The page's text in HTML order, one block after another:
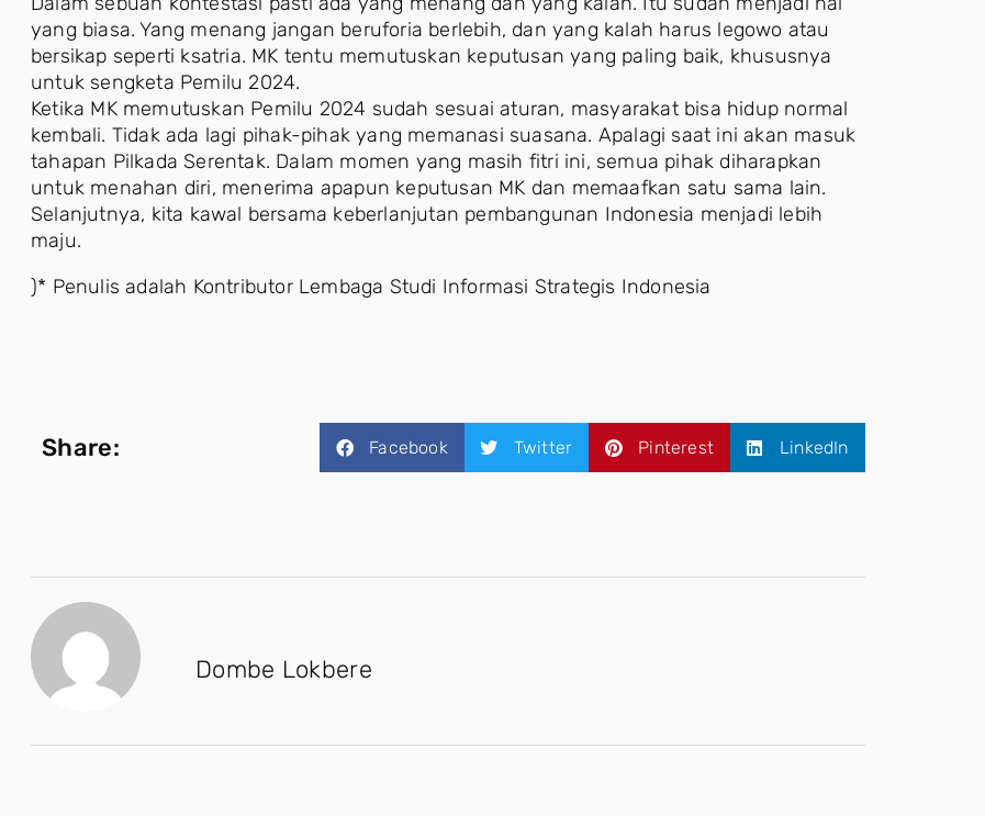
yang biasa. Yang menang jangan beruforia berlebih, dan yang kalah harus legowo atau
bersikap seperti ksatria. MK tentu memutuskan keputusan yang paling baik, khususnya
untuk sengketa Pemilu 2024.
Ketika MK memutuskan Pemilu 2024 sudah sesuai aturan, masyarakat bisa hidup normal
kembali. Tidak ada lagi pihak-pihak yang memanasi suasana. Apalagi saat ini akan masuk
tahapan Pilkada Serentak. Dalam momen yang masih fitri ini, semua pihak diharapkan
untuk menahan diri, menerima apapun keputusan MK dan memaafkan satu sama lain.
Selanjutnya, kita kawal bersama keberlanjutan pembangunan Indonesia menjadi lebih
maju.
)* Penulis adalah Kontributor Lembaga Studi Informasi Strategis Indonesia
Share: Facebook Twitter Pinterest LinkedIn
Dombe Lokbere